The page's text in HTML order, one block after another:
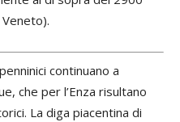
continuano a
che per l’Enza risultano
La diga piacentina di